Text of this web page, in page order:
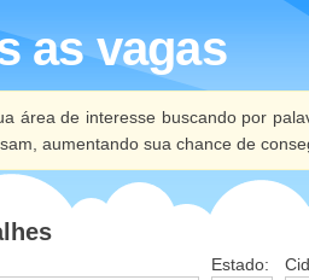
as vagas
área de interesse buscando por
aumentando sua chance de
Estado: